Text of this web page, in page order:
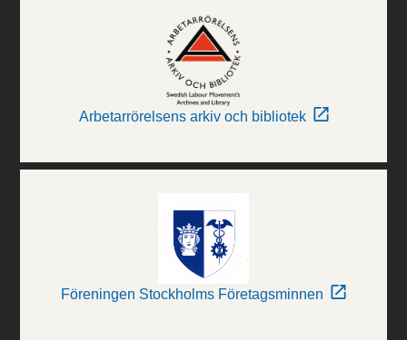
Arbetarrörelsens arkiv och bibliotek
Föreningen Stockholms Företagsminnen